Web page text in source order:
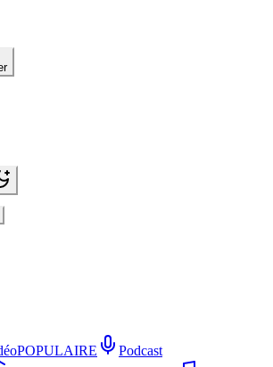
POPULAIRE
Podcast